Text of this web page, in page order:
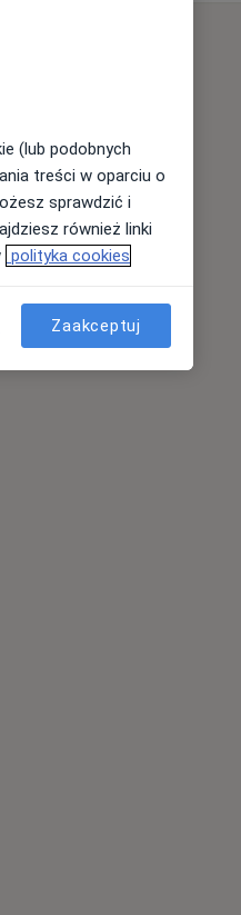
(lub podobnych
treści w oparciu o
sprawdzić i
również linki
polityka cookies
Zaakceptuj